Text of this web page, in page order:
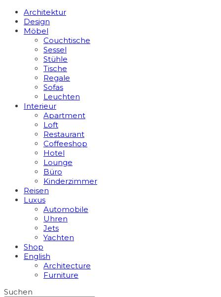
Architektur
Design
Möbel
Couchtische
Sessel
Stühle
Tische
Regale
Sofas
Leuchten
Interieur
Apart­ment
Loft
Restaurant
Coffeeshop
Hotel
Lounge
Büro
Kinderzimmer
Reisen
Luxus
Automobile
Uhren
Jets
Yachten
Shop
English
Architecture
Furniture
Suchen